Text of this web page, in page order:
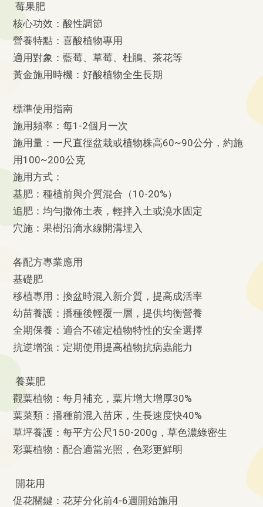
莓果肥
核心功效：酸性調節
營養特點：喜酸植物專用
適用對象：藍莓、草莓、杜鵑、茶花等
黃金施用時機：好酸植物全生長期
標準使用指南
施用頻率：每1-2個月一次
施用量：一尺直徑盆栽或植物株高60~90公分，約施
用100~200公克
施用方式：
基肥：種植前與介質混合（10-20%）
追肥：均勻撒佈土表，輕拌入土或澆水固定
穴施：果樹沿滴水線開溝埋入
各配方專業應用
基礎肥
移植專用：換盆時混入新介質，提高成活率
幼苗養護：播種後輕覆一層，提供均衡營養
全期保養：適合不確定植物特性的安全選擇
抗逆增強：定期使用提高植物抗病蟲能力
養葉肥
觀葉植物：每月補充，葉片增大增厚30%
葉菜類：播種前混入苗床，生長速度快40%
草坪養護：每平方公尺150-200g，草色濃綠密生
彩葉植物：配合適當光照，色彩更鮮明
開花用
促花關鍵：花芽分化前4-6週開始施用